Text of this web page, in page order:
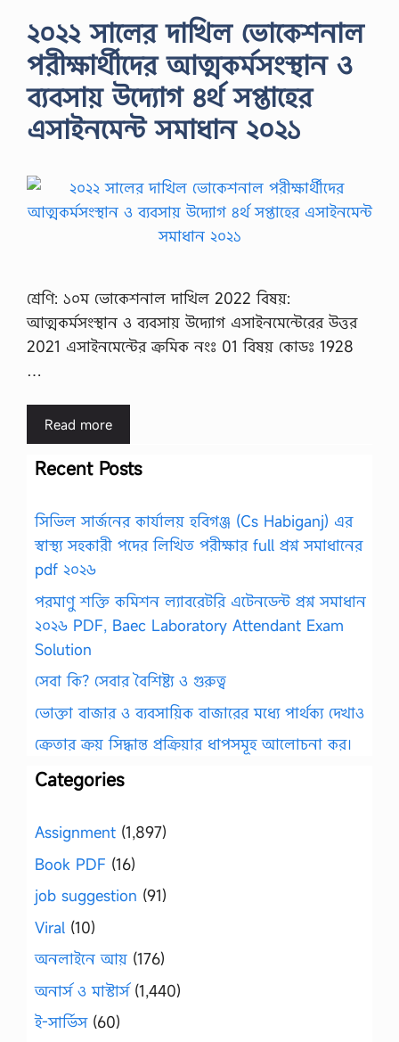
২০২২ সালের দাখিল ভোকেশনাল
পরীক্ষার্থীদের আত্মকর্মসংস্থান ও
ব্যবসায় উদ্যোগ ৪র্থ সপ্তাহের
এসাইনমেন্ট সমাধান ২০২১
শ্রেণি: ১০ম ভোকেশনাল দাখিল 2022 বিষয়:
আত্মকর্মসংস্থান ও ব্যবসায় উদ্যোগ এসাইনমেন্টেরের উত্তর
2021 এসাইনমেন্টের ক্রমিক নংঃ 01 বিষয় কোডঃ 1928
…
Read more
Recent Posts
সিভিল সার্জনের কার্যালয় হবিগঞ্জ (Cs Habiganj) এর
স্বাস্থ্য সহকারী পদের লিখিত পরীক্ষার full প্রশ্ন সমাধানের
pdf ২০২৬
পরমাণু শক্তি কমিশন ল্যাবরেটরি এটেনডেন্ট প্রশ্ন সমাধান
২০২৬ PDF, Baec Laboratory Attendant Exam
Solution
সেবা কি? সেবার বৈশিষ্ট্য ও গুরুত্ব
ভোক্তা বাজার ও ব্যবসায়িক বাজারের মধ্যে পার্থক্য দেখাও
ক্রেতার ক্রয় সিদ্ধান্ত প্রক্রিয়ার ধাপসমূহ আলোচনা কর।
Categories
Assignment (1,897)
Book PDF (16)
job suggestion (91)
Viral (10)
অনলাইনে আয় (176)
অনার্স ও মাস্টার্স(1,440)
ই-সার্ভিস(60)